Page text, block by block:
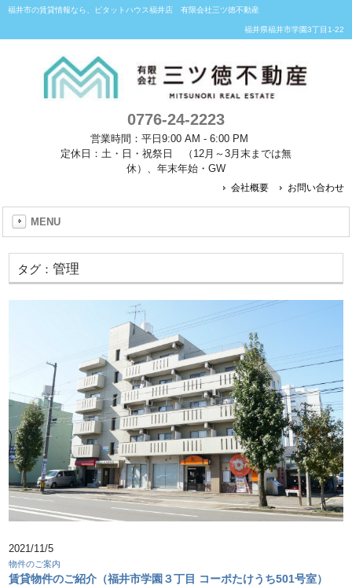
福井市の賃貸情報なら、ピタットハウス福井店 有限会社三ツ徳不動産
福井県福井市学園3丁目1-22
0776-24-2223
営業時間：平日9:00 AM - 6:00 PM
定休日：土・日・祝祭日 （12月～3月末までは無
休）、年末年始・GW
会社概要 お問い合わせ
MENU
タグ：管理
2021/11/5
物件のご案内
賃貸物件のご紹介（福井市学園３丁目 コーポたけうち501号室）